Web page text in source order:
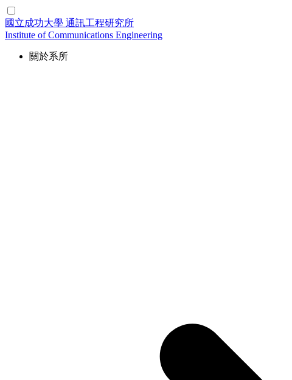
國立成功大學 通訊工程研究所
Institute of Communications Engineering
關於系所